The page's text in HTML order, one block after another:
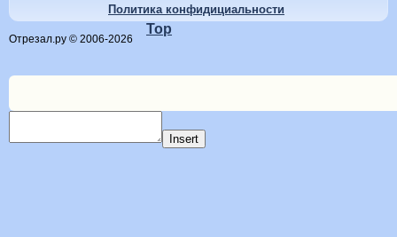
Политика конфидициальности
Отрезал.ру © 2006-2026
Top
Insert